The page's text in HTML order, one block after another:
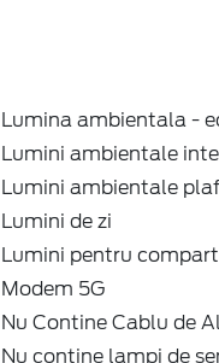
Lumina ambientala -
Lumini ambientale
Lumini ambientale
Lumini de zi
Lumini pentru
Modem 5G
Nu Contine Cablu de
Nu contine lampi de